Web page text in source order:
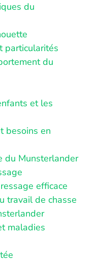
du
particularités
du
et les
besoins en
du Munsterlander
efficace
travail de chasse
maladies